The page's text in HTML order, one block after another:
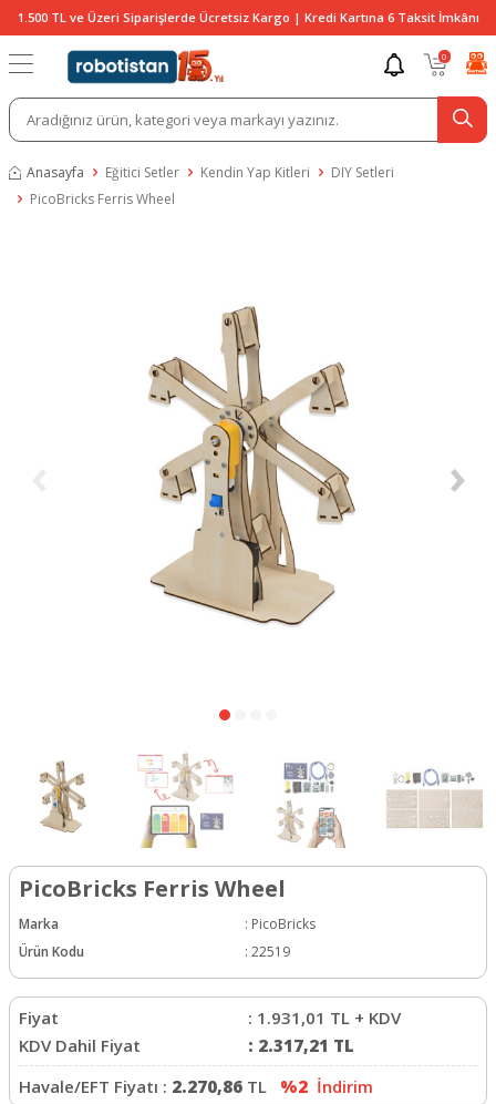
1.500 TL ve Üzeri Siparişlerde Ücretsiz Kargo | Kredi Kartına 6 Taksit İmkânı
0
Anasayfa Eğitici Setler Kendin Yap Kitleri
DIY Setleri
PicoBricks Ferris Wheel
PicoBricks Ferris Wheel
Marka : PicoBricks
Ürün Kodu
: 22519
Fiyat : 1.931,01 TL + KDV
KDV Dahil Fiyat
: 2.317,21 TL
Havale/EFT Fiyatı : 2.270,86 TL %2 İndirim